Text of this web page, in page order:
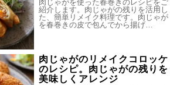
肉じゃがを使った春巻きのレシピをご
紹介します。肉じゃがの残りを活用し
た、簡単リメイク料理です。肉じゃが
を春巻きの皮で包んでから揚げ…
肉じゃがのリメイクコロッケ
のレシピ。肉じゃがの残りを
美味しくアレンジ